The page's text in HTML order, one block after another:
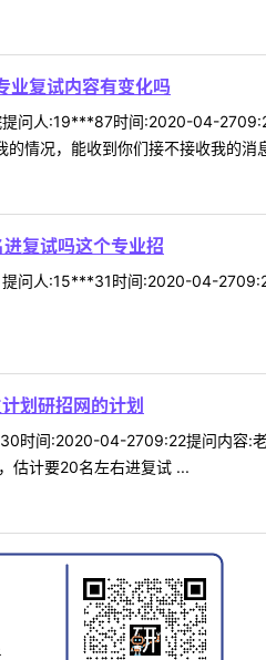
业复试内容有变化吗
问人:19***87时间:2020-04-
情况，能收到你们接不接收我的
复试吗这个专业招
问人:15***31时间:2020-04-
划研招网的计划
时间:2020-04-2709:22提问内容:
估计要20名左右进复试 ...